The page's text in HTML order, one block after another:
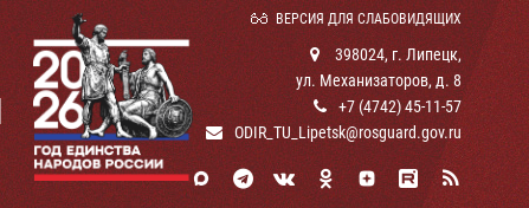
ВЕРСИЯ ДЛЯ СЛАБОВИДЯЩИХ
398024, г. Липецк,
ул. Механизаторов, д. 8
+7 (4742) 45-11-57
ODIR_TU_Lipetsk@rosguard.gov.ru